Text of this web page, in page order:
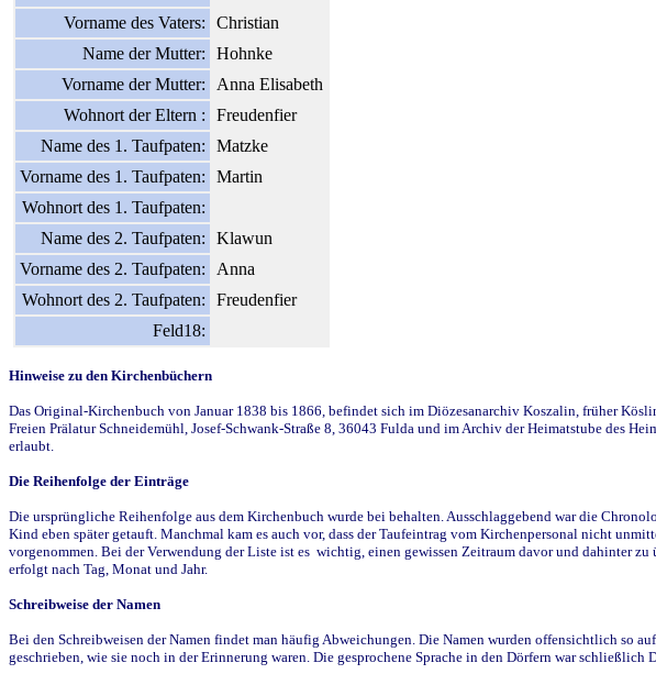
Vorname des Vaters:
Christian
Name der Mutter:
Hohnke
Vorname der Mutter:
Anna Elisabeth
Wohnort der Eltern :
Freudenfier
Name des 1. Taufpaten:
Matzke
Vorname des 1. Taufpaten:
Martin
Wohnort des 1. Taufpaten:
Name des 2. Taufpaten:
Klawun
Vorname des 2. Taufpaten:
Anna
Wohnort des 2. Taufpaten:
Freudenfier
Feld18:
Hinweise zu den Kirchenbüchern
Das Original-Kirchenbuch von Januar 1838 bis 1866, befindet sich im Diözesanarchiv Koszalin, früher
Freien Prälatur Schneidemühl, Josef-Schwank-Straße 8, 36043 Fulda und im Archiv der Heimatstube des
erlaubt.
Die Reihenfolge der Einträge
Die ursprüngliche Reihenfolge aus dem Kirchenbuch wurde bei behalten. Ausschlaggebend war die
Kind eben später getauft. Manchmal kam es auch vor, dass der Taufeintrag vom Kirchenpersonal nicht
vorgenommen. Bei der Verwendung der Liste ist es wichtig, einen gewissen Zeitraum davor und dahinter
erfolgt nach Tag, Monat und Jahr.
Schreibweise der Namen
Bei den Schreibweisen der Namen findet man häufig Abweichungen. Die Namen wurden offensichtlich so
geschrieben, wie sie noch in der Erinnerung waren. Die gesprochene Sprache in den Dörfern war